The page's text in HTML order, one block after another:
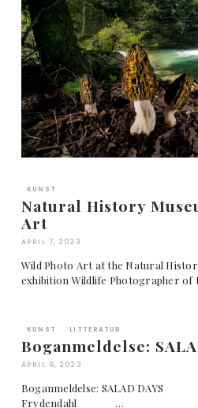
KUNST
Natural History
Art
APRIL 7, 2023
Wild Photo Art at the Natural
exhibition Wildlife Photographer
KUNST LITTERATUR
Boganmeldelse:
APRIL 6, 2023
Boganmeldelse: SALAD DAYS
Frydendahl …